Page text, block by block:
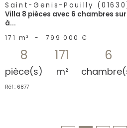
Saint-Genis-Pouilly
Villa 8 pièces avec 6 chambres
à...
171 m² - 799 000 €
8
pièce(s)
171
m²
6
Réf : 6877